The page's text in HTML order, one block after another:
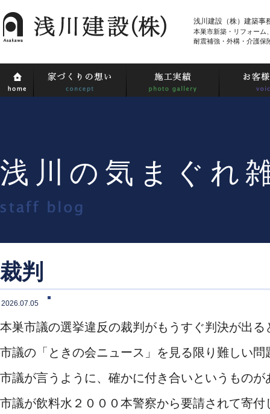
浅川建設（株）建築事
本巣市新築・リフォーム
耐震補強・外構・介護保
浅川の気まぐれ
裁判
2026.07.05
本巣市議の選挙違反の裁判がもうすぐ判決が出る
市議の「ときの会ニュース」を見る限り難しい問
市議が言うように、確かに付き合いというものが
市議が飲料水２０００本警察から要請されて寄